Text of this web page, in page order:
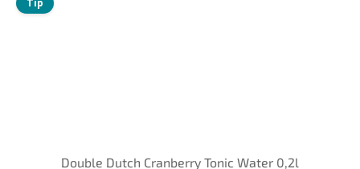
Tip
Double Dutch Cranberry Tonic Water 0,2l